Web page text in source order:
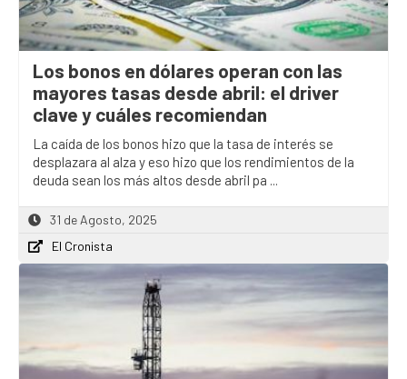
Los bonos en dólares operan con las
mayores tasas desde abril: el driver
clave y cuáles recomiendan
La caída de los bonos hizo que la tasa de interés se
desplazara al alza y eso hizo que los rendimientos de la
deuda sean los más altos desde abril pa ...
31 de Agosto, 2025
El Cronista